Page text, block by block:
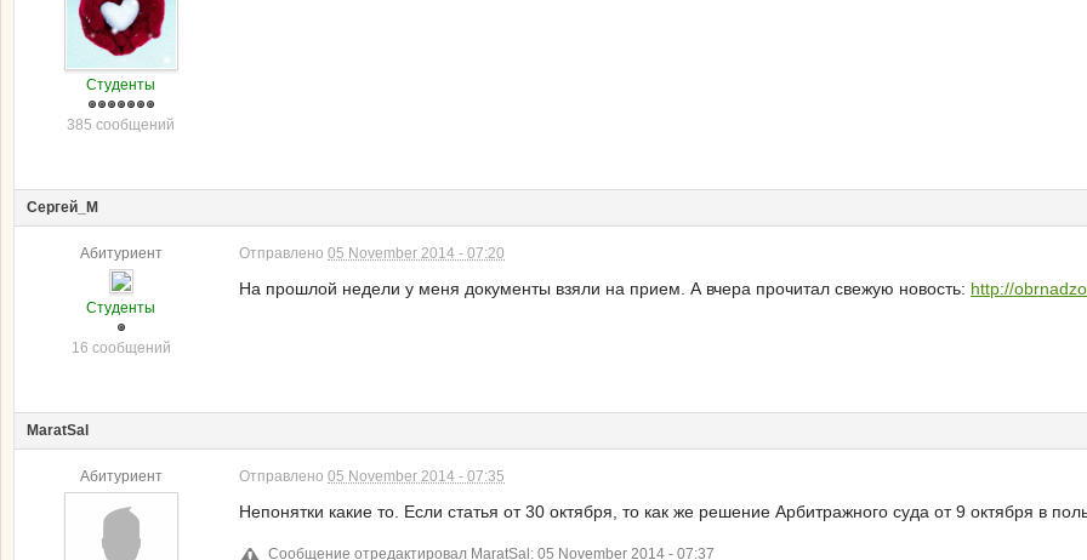
Студенты
385 сообщений
Сергей_М
Абитуриент
Студенты
16 сообщений
Отправлено 05 November 2014 - 07:20
На прошлой недели у меня документы взяли на прием. А вчера прочитал свежую новость: http://
MaratSal
Абитуриент Отправлено 05 November 2014 - 07:35
Непонятки какие то. Если статья от 30 октября, то как же решение Арбитражного суда от 9 октября в
Сообщение отредактировал MaratSal: 05 November 2014 - 07:37